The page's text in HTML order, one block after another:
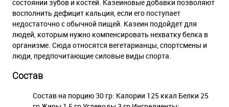
состоянии зубов и костей. Казеиновые добавки позволяют
восполнить дефицит кальция, если его поступает
недостаточно с обычной пищей. Казеин подойдет для
людей, которым нужно компенсировать нехватку белка в
организме. Сюда относятся вегетарианцы, спортсмены и
люди, предпочитающие силовые виды спорта.
Состав
Состав на порцию 30 гр: Калории 125 ккал Белки 25